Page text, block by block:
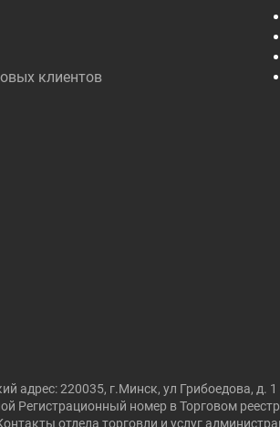
клиентов
220035, г.Минск, ул Грибоедова, д. 1
Регистрационный номер в Торговом
отдела торговли и услуг